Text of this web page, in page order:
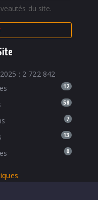
du site.
: 2 722 842
12
58
7
13
0